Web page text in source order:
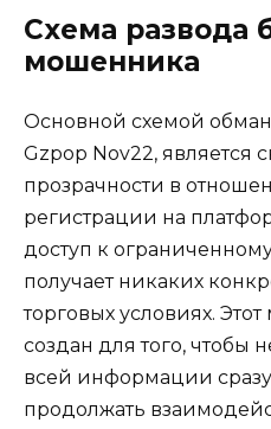
Схема развода
мошенника
Основной схемой
Gzpop Nov22, является
прозрачности в
регистрации на
доступ к
получает никаких
торговых условиях.
создан для того, чтобы
всей информации сразу,
продолжать